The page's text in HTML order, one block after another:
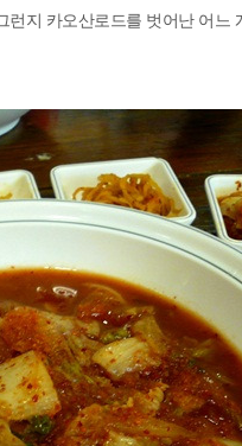
지 카오산로드를 벗어난 어느